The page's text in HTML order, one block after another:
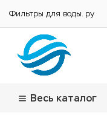
Фильтры для воды. ру
Весь каталог